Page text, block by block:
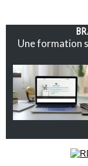
Une formation